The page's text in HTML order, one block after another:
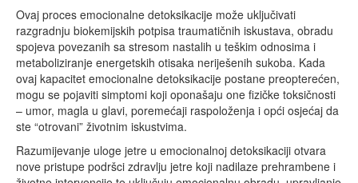
Ovaj proces emocionalne detoksikacije može uključivati
razgradnju biokemijskih potpisa traumatičnih iskustava, obradu
spojeva povezanih sa stresom nastalih u teškim odnosima i
metaboliziranje energetskih otisaka neriješenih sukoba. Kada
ovaj kapacitet emocionalne detoksikacije postane preopterećen,
mogu se pojaviti simptomi koji oponašaju one fizičke toksičnosti
– umor, magla u glavi, poremećaji raspoloženja i opći osjećaj da
ste “otrovani” životnim iskustvima.
Razumijevanje uloge jetre u emocionalnoj detoksikaciji otvara
nove pristupe podršci zdravlju jetre koji nadilaze prehrambene i